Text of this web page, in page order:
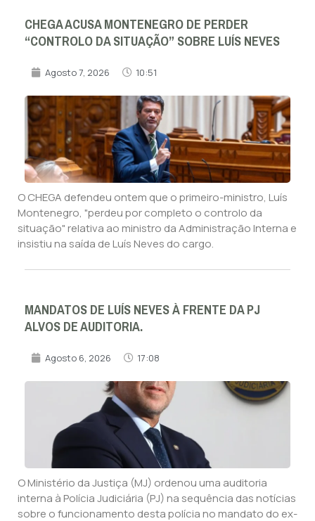
CHEGA ACUSA MONTENEGRO DE PERDER
“CONTROLO DA SITUAÇÃO” SOBRE LUÍS NEVES
Agosto 7, 2026 10:51
O CHEGA defendeu ontem que o primeiro-ministro, Luís
Montenegro, "perdeu por completo o controlo da
situação" relativa ao ministro da Administração Interna e
insistiu na saída de Luís Neves do cargo.
MANDATOS DE LUÍS NEVES À FRENTE DA PJ
ALVOS DE AUDITORIA.
Agosto 6, 2026 17:08
O Ministério da Justiça (MJ) ordenou uma auditoria
interna à Polícia Judiciária (PJ) na sequência das notícias
sobre o funcionamento desta polícia no mandato do ex-